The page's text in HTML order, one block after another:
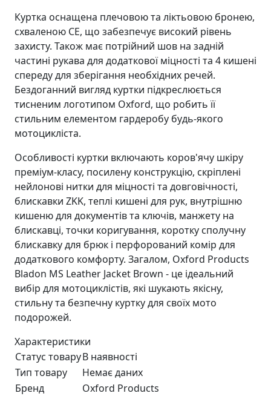
Куртка оснащена плечовою та ліктьовою бронею,
схваленою CE, що забезпечує високий рівень
захисту. Також має потрійний шов на задній
частині рукава для додаткової міцності та 4 кишені
спереду для зберігання необхідних речей.
Бездоганний вигляд куртки підкреслюється
тисненим логотипом Oxford, що робить її
стильним елементом гардеробу будь-якого
мотоцикліста.
Особливості куртки включають коров'ячу шкіру
преміум-класу, посилену конструкцію, скріплені
нейлонові нитки для міцності та довговічності,
блискавки ZKK, теплі кишені для рук, внутрішню
кишеню для документів та ключів, манжету на
блискавці, точки коригування, коротку сполучну
блискавку для брюк і перфорований комір для
додаткового комфорту. Загалом, Oxford Products
Bladon MS Leather Jacket Brown - це ідеальний
вибір для мотоциклістів, які шукають якісну,
стильну та безпечну куртку для своїх мото
подорожей.
Характеристики
Статус товаруВ наявності
Тип товару
Немає даних
Бренд
Oxford Products